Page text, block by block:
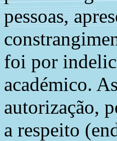
pessoas,
foi por
académico.
autorização,
a respeito